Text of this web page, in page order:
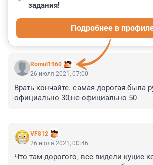
КОММЕНТАРИИ 5
Romul1960
задания!
Подробнее в
26 июля 2021, 07:00
Врать кончайте. самая дорогая была
официально 30,не официально 50
VF812
26 июля 2021, 00:46
Что там дорогого, все видели куцие